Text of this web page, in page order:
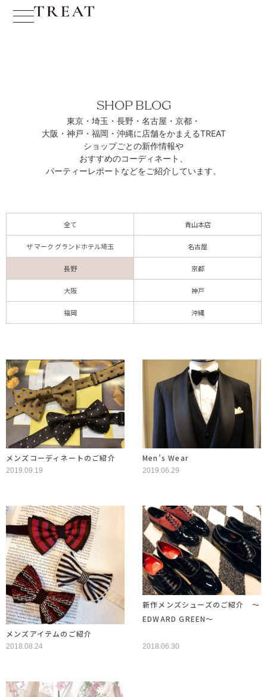
SHOP BLOG
東京・埼玉・長野・名古屋・京都・
大阪・神戸・福岡・沖縄に 店舗をかまえるTREAT
ショップごとの新作情報や
おすすめのコーディネート、
パーティーレポートなどをご紹介しています。
全て 青山本店
ザ マーク グランドホテル埼玉 名古屋
長野 京都
大阪 神戸
福岡 沖縄
メンズコーディネートのご紹介
2019.09.19
Men’s Wear
2019.06.29
メンズアイテムのご紹介
2018.08.24
新作メンズシューズのご紹介 ～
EDWARD GREEN～
2018.06.30